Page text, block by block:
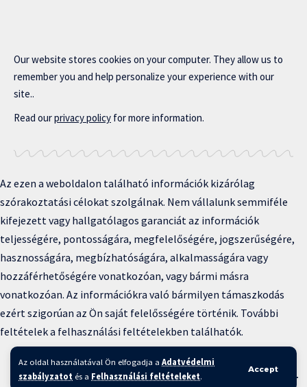
Az oldal használatával Ön elfogadja a Adatvédelmi
szabályzatot és a Felhasználási feltételeket.
Accept
Our website stores cookies on your computer. They allow us to
remember you and help personalize your experience with our
site..
Read ourprivacy policy for more information.
Az ezen a weboldalon található információk kizárólag
szórakoztatási célokat szolgálnak. Nem vállalunk semmiféle
kifejezett vagy hallgatólagos garanciát az információk
teljességére, pontosságára, megfelelőségére, jogszerűségére,
hasznosságára, megbízhatóságára, alkalmasságára vagy
hozzáférhetőségére vonatkozóan, vagy bármi másra
vonatkozóan. Az információkra való bármilyen támaszkodás
ezért szigorúan az Ön saját felelősségére történik. További
feltételek a felhasználási feltételekben találhatók.
Copyright © 2025 BFKH.hu
Felhasználási feltételek –Adatvédelmi irányelvek – Kapcsolat –